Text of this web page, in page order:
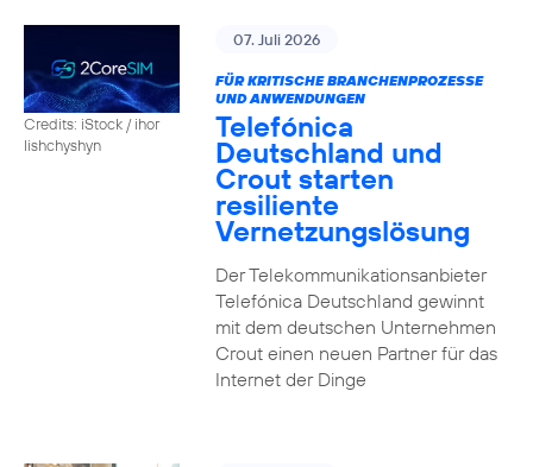
Credits: iStock / ihor
lishchyshyn
07. Juli 2026
FÜR KRITISCHE BRANCHENPROZESSE
UND ANWENDUNGEN
Telefónica
Deutschland und
Crout starten
resiliente
Vernetzungslösung
Der Telekommunikationsanbieter
Telefónica Deutschland gewinnt
mit dem deutschen Unternehmen
Crout einen neuen Partner für das
Internet der Dinge